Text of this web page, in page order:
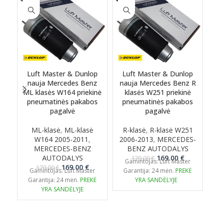
Luft Master & Dunlop
nauja Mercedes Benz
ML klasės W164 priekinė
pneumatinės pakabos
pagalvė
ML-klasė, ML-klasė
W164 2005-2011 ,
MERCEDES-BENZ
AUTODALYS
179.00€ Original
price
was:
179.00 €.
169.00 €Current
price
is:
Gamintojas: Luft Master
Garantija: 24 mėn. PREKĖ
YRA SANDĖLYJE
Luft Master & Dunlop
nauja Mercedes Benz R
klasės W251 priekinė
pneumatinės pakabos
pagalvė
R-klasė, R-klasė W251
2006-2013, MERCEDES-
BENZ AUTODALYS
179.00€ Original
price
was:
179.00 €.
169.00 €Current
price
is:
Gamintojas: Luft Master
Garantija: 24 mėn. PREKĖ
YRA SANDĖLYJE